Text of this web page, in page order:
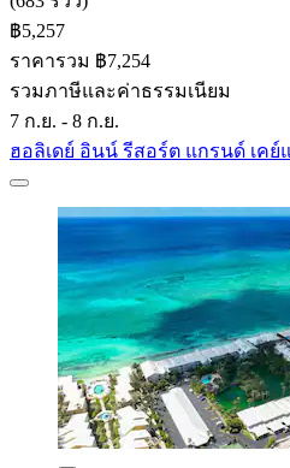
฿5,257
ราคารวม ฿7,254
รวมภาษีและค่าธรรมเนียม
7 ก.ย. - 8 ก.ย.
ฮอลิเดย์ อินน์ รีสอร์ต แกรนด์ เคย์